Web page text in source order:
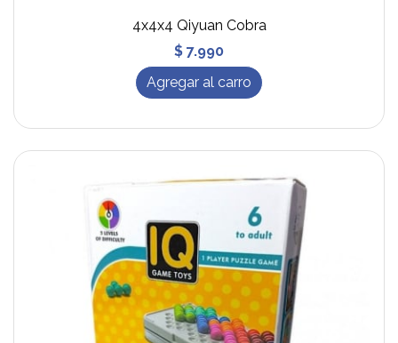
4x4x4 Qiyuan Cobra
$ 7.990
Agregar al carro